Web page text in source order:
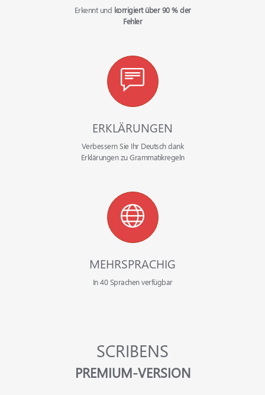
Erkennt und korrigiert über 90 % der
Fehler
ERKLÄRUNGEN
Verbessern Sie Ihr Deutsch dank
Erklärungen zu Grammatikregeln
MEHRSPRACHIG
In 40 Sprachen verfügbar
SCRIBENS
PREMIUM-VERSION